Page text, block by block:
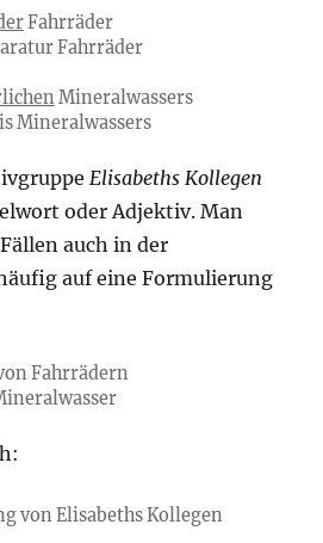
Fahrräder
Fahrräder
Mineralwassers
Mineralwassers
Elisabeths Kollegen
oder Adjektiv. Man
auch in der
auf eine Formulierung
Fahrrädern
von Elisabeths Kollegen